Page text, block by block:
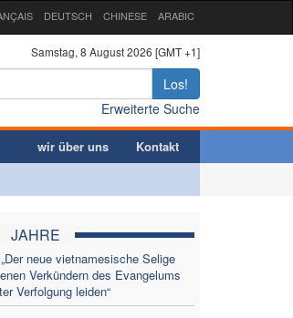
DEUTSCH CHINESE ARABIC
Samstag, 8 August 2026 [GMT +1]
Los!
Erweiterte Suche
wir über uns Kontakt
JAHRE
neue vietnamesische Selige
Verkündern des Evangelums
Verfolgung leiden“